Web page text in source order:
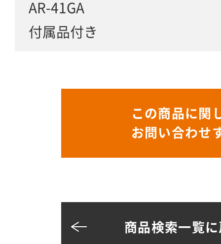
AR-41GA
付属品付き
この商品に関
お問い合わせ
商品検索一覧